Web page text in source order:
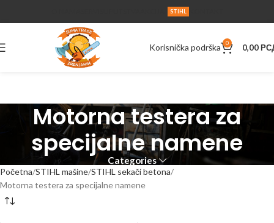
STIHL
Korisnička podrška 0 0,00
Motorna testera za
specijalne namene
Categories
Početna STIHL mašine STIHL sekači betona
Motorna testera za specijalne namene